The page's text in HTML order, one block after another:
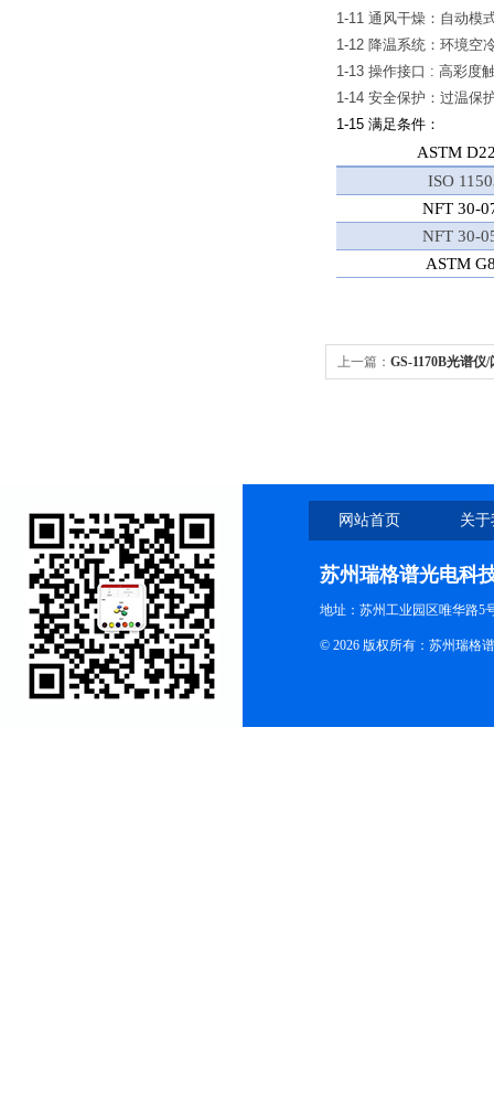
1-11 通风干燥：自动模
1-12 降温系统：环境空
1-13 操作接口 : 高彩度
1-14 安全保护：过温保
1-15 满足条件：
ASTM
ISO
NFT 30-
NFT 30-
ASTM
上一篇： GS-1170B光谱仪
网站首页 关
苏州瑞格谱光电科
地址：苏州工业园区唯华路5
© 2026 版权所有：苏州瑞格